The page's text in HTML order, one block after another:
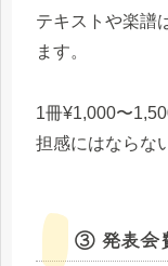
テキストや楽譜
ます。
1冊¥1,000〜
担感にはならな
③ 発表会